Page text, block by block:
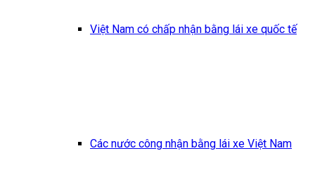
Việt Nam có chấp nhận bằng lái xe quốc tế
Các nước công nhận bằng lái xe Việt Nam